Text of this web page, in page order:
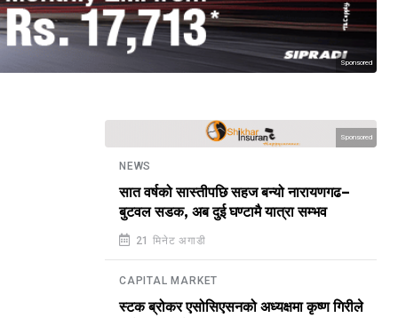
Sponsored
Sponsored
NEWS
सात वर्षको सास्तीपछि सहज बन्यो नारायणगढ–
बुटवल सडक, अब दुई घण्टामै यात्रा सम्भव
21 मिनेट अगाडी
CAPITAL MARKET
स्टक ब्रोकर एसोसिएसनको अध्यक्षमा कृष्ण गिरीले